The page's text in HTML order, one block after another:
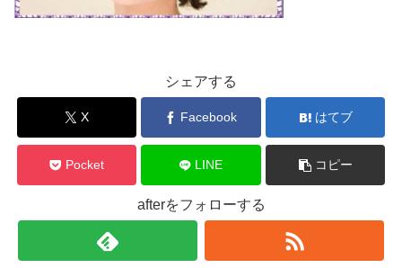
シェアする
X Facebook はてブ
Pocket LINE コピー
afterをフォローする